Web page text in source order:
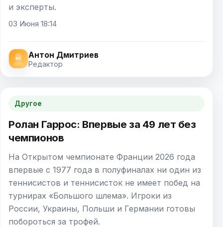
и эксперты.
03 Июня 18:14
Антон Дмитриев
Редактор
Другое
Ролан Гаррос: Впервые за 49 лет без
чемпионов
На Открытом чемпионате Франции 2026 года
впервые с 1977 года в полуфиналах ни один из
теннисистов и теннисисток не имеет побед на
турнирах «Большого шлема». Игроки из
России, Украины, Польши и Германии готовы
побороться за трофей.